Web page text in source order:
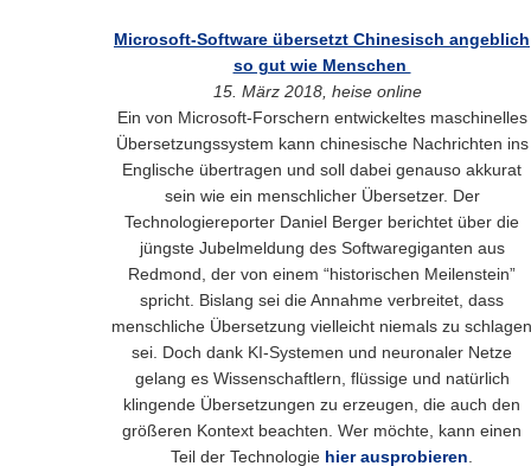
Microsoft-Software übersetzt Chinesisch angeblich
so gut wie Menschen
15. März 2018, heise online
Ein von Microsoft-Forschern entwickeltes maschinelles
Übersetzungssystem kann chinesische Nachrichten ins
Englische übertragen und soll dabei genauso akkurat
sein wie ein menschlicher Übersetzer. Der
Technologiereporter Daniel Berger berichtet über die
jüngste Jubelmeldung des Softwaregiganten aus
Redmond, der von einem “historischen Meilenstein”
spricht. Bislang sei die Annahme verbreitet, dass
menschliche Übersetzung vielleicht niemals zu schlagen
sei. Doch dank KI-Systemen und neuronaler Netze
gelang es Wissenschaftlern, flüssige und natürlich
klingende Übersetzungen zu erzeugen, die auch den
größeren Kontext beachten. Wer möchte, kann einen
Teil der Technologie hier ausprobieren